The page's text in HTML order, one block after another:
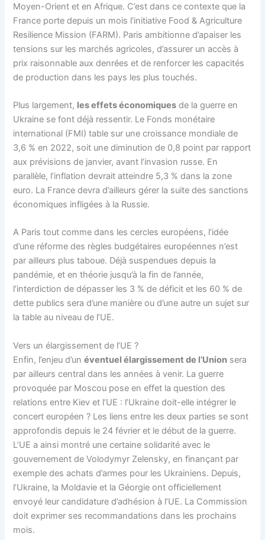
Moyen-Orient et en Afrique. C’est dans ce contexte que la
France porte depuis un mois l’initiative Food & Agriculture
Resilience Mission (FARM). Paris ambitionne d’apaiser les
tensions sur les marchés agricoles, d’assurer un accès à
prix raisonnable aux denrées et de renforcer les capacités
de production dans les pays les plus touchés.
Plus largement, les effets économiques de la guerre en
Ukraine se font déjà ressentir. Le Fonds monétaire
international (FMI) table sur une croissance mondiale de
3,6 % en 2022, soit une diminution de 0,8 point par rapport
aux prévisions de janvier, avant l’invasion russe. En
parallèle, l’inflation devrait atteindre 5,3 % dans la zone
euro. La France devra d’ailleurs gérer la suite des sanctions
économiques infligées à la Russie.
A Paris tout comme dans les cercles européens, l’idée
d’une réforme des règles budgétaires européennes n’est
par ailleurs plus taboue. Déjà suspendues depuis la
pandémie, et en théorie jusqu’à la fin de l’année,
l’interdiction de dépasser les 3 % de déficit et les 60 % de
dette publics sera d’une manière ou d’une autre un sujet sur
la table au niveau de l’UE.
Vers un élargissement de l’UE ?
Enfin, l’enjeu d’unéventuel élargissement de l’Union sera
par ailleurs central dans les années à venir. La guerre
provoquée par Moscou pose en effet la question des
relations entre Kiev et l’UE : l’Ukraine doit-elle intégrer le
concert européen ? Les liens entre les deux parties se sont
approfondis depuis le 24 février et le début de la guerre.
L’UE a ainsi montré une certaine solidarité avec le
gouvernement de Volodymyr Zelensky, en finançant par
exemple des achats d’armes pour les Ukrainiens. Depuis,
l’Ukraine, la Moldavie et la Géorgie ont officiellement
envoyé leur candidature d’adhésion à l’UE. La Commission
doit exprimer ses recommandations dans les prochains
mois.